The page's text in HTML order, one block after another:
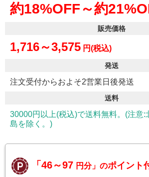
約18%OFF～約
販売価格
1,716～3,575 円(税込)
発送
注文受付からおよそ2営業日後発送
送料
30000円以上(税込)で送料無料。(注意:
島を除く。)
「46～97 円分」のポイント